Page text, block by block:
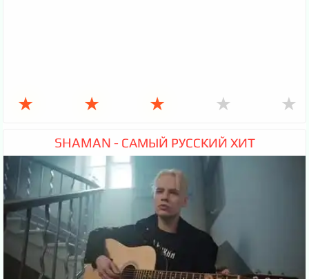
★ ★ ★ ★ ★
SHAMAN - САМЫЙ РУССКИЙ ХИТ